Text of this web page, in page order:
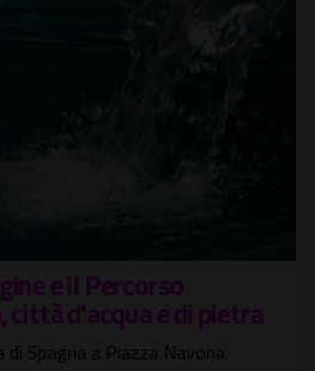
e il Percorso
città d'acqua e di pietra
Spagna a Piazza Navona